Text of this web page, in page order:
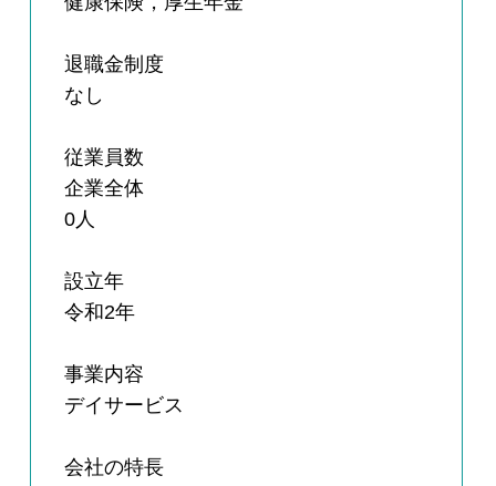
退職金制度
なし
従業員数
企業全体
0人
設立年
令和2年
事業内容
デイサービス
会社の特長